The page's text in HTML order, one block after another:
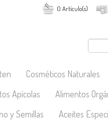
0 Artículo(s)
Cosméticos Naturales
Apícolas
Alimentos
y Semillas
Aceites